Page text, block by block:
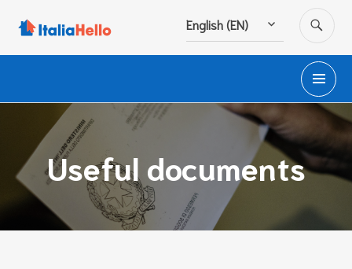
English (EN)
Useful documents